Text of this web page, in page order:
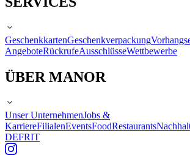
GeschenkkartenGeschenkverpackung
AngeboteRückrufeAusschlüsseWettbewerbe
ÜBER MANOR
Unser UnternehmenJobs &
KarriereFilialenEventsFoodRestaurants
DEFRIT